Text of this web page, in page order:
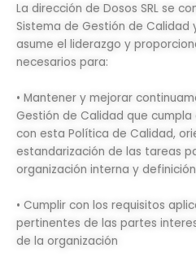
La dirección de Dosos SRL se
Sistema de Gestión de Calidad
asume el liderazgo y
necesarios para:
• Mantener y mejorar
Gestión de Calidad que cumpla
con esta Política de Calidad,
estandarización de las tareas
organización interna y
• Cumplir con los requisitos
pertinentes de las partes
de la organización